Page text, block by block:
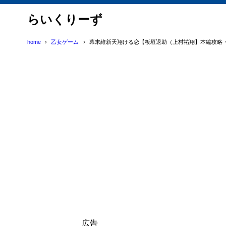
らいくりーず
home 乙女ゲーム 幕末維新天翔ける恋【板垣退助（上村祐翔】本編攻略
広告